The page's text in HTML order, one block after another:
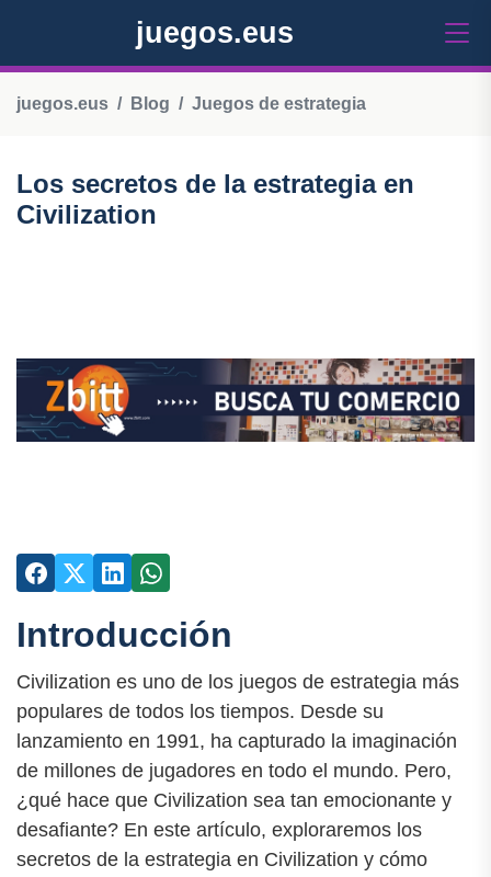
juegos.eus
juegos.eus Blog Juegos de estrategia
Los secretos de la estrategia en
Civilization
Introducción
Civilization es uno de los juegos de estrategia más
populares de todos los tiempos. Desde su
lanzamiento en 1991, ha capturado la imaginación
de millones de jugadores en todo el mundo. Pero,
¿qué hace que Civilization sea tan emocionante y
desafiante? En este artículo, exploraremos los
secretos de la estrategia en Civilization y cómo